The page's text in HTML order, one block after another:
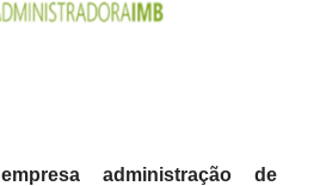
empresa administração de